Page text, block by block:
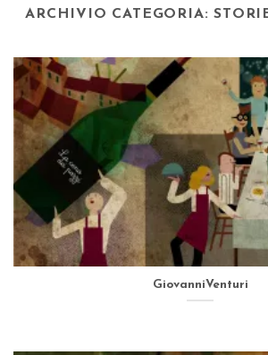
ARCHIVIO CATEGORIA:
GiovanniVenturi